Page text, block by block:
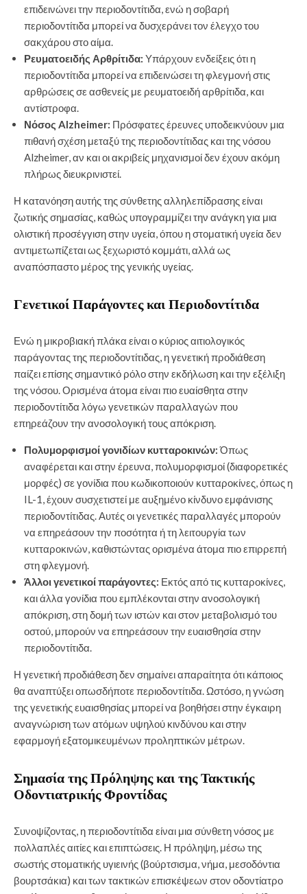
επιδεινώνει την περιοδοντίτιδα, ενώ η σοβαρή
περιοδοντίτιδα μπορεί να δυσχεράνει τον έλεγχο του
σακχάρου στο αίμα.
Ρευματοειδής Αρθρίτιδα: Υπάρχουν ενδείξεις ότι η
περιοδοντίτιδα μπορεί να επιδεινώσει τη φλεγμονή στις
αρθρώσεις σε ασθενείς με ρευματοειδή αρθρίτιδα, και
αντίστροφα.
Νόσος Alzheimer: Πρόσφατες έρευνες υποδεικνύουν μια
πιθανή σχέση μεταξύ της περιοδοντίτιδας και της νόσου
Alzheimer, αν και οι ακριβείς μηχανισμοί δεν έχουν ακόμη
πλήρως διευκρινιστεί.
Η κατανόηση αυτής της σύνθετης αλληλεπίδρασης είναι
ζωτικής σημασίας, καθώς υπογραμμίζει την ανάγκη για μια
ολιστική προσέγγιση στην υγεία, όπου η στοματική υγεία δεν
αντιμετωπίζεται ως ξεχωριστό κομμάτι, αλλά ως
αναπόσπαστο μέρος της γενικής υγείας.
Γενετικοί Παράγοντες και Περιοδοντίτιδα
Ενώ η μικροβιακή πλάκα είναι ο κύριος αιτιολογικός
παράγοντας της περιοδοντίτιδας, η γενετική προδιάθεση
παίζει επίσης σημαντικό ρόλο στην εκδήλωση και την εξέλιξη
της νόσου. Ορισμένα άτομα είναι πιο ευαίσθητα στην
περιοδοντίτιδα λόγω γενετικών παραλλαγών που
επηρεάζουν την ανοσολογική τους απόκριση.
Πολυμορφισμοί γονιδίων κυτταροκινών:Όπως
αναφέρεται και στην έρευνα, πολυμορφισμοί (διαφορετικές
μορφές) σε γονίδια που κωδικοποιούν κυτταροκίνες, όπως η
IL-1, έχουν συσχετιστεί με αυξημένο κίνδυνο εμφάνισης
περιοδοντίτιδας. Αυτές οι γενετικές παραλλαγές μπορούν
να επηρεάσουν την ποσότητα ή τη λειτουργία των
κυτταροκινών, καθιστώντας ορισμένα άτομα πιο επιρρεπή
στη φλεγμονή.
Άλλοι γενετικοί παράγοντες: Εκτός από τις κυτταροκίνες,
και άλλα γονίδια που εμπλέκονται στην ανοσολογική
απόκριση, στη δομή των ιστών και στον μεταβολισμό του
οστού, μπορούν να επηρεάσουν την ευαισθησία στην
περιοδοντίτιδα.
Η γενετική προδιάθεση δεν σημαίνει απαραίτητα ότι κάποιος
θα αναπτύξει οπωσδήποτε περιοδοντίτιδα. Ωστόσο, η γνώση
της γενετικής ευαισθησίας μπορεί να βοηθήσει στην έγκαιρη
αναγνώριση των ατόμων υψηλού κινδύνου και στην
εφαρμογή εξατομικευμένων προληπτικών μέτρων.
Σημασία της Πρόληψης και της Τακτικής
Οδοντιατρικής Φροντίδας
Συνοψίζοντας, η περιοδοντίτιδα είναι μια σύνθετη νόσος με
πολλαπλές αιτίες και επιπτώσεις. Η πρόληψη, μέσω της
σωστής στοματικής υγιεινής (βούρτσισμα, νήμα, μεσοδόντια
βουρτσάκια) και των τακτικών επισκέψεων στον οδοντίατρο